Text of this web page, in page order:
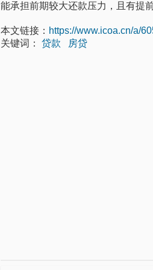
能承担前期较大还款压力，且有提
本文链接： https://www.icoa.cn/a/
关键词： 贷款 房贷